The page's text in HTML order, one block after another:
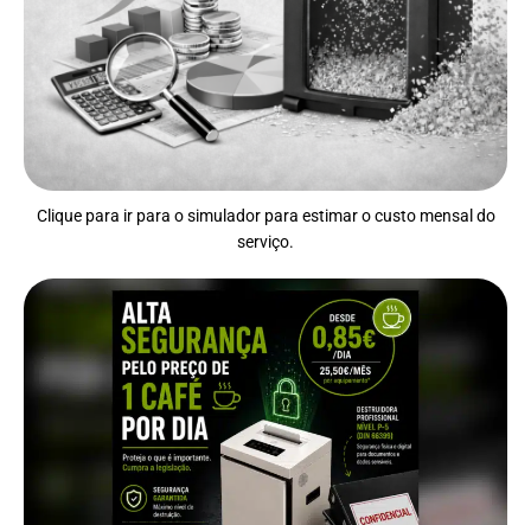
Clique para ir para o simulador para estimar o custo mensal do
serviço.